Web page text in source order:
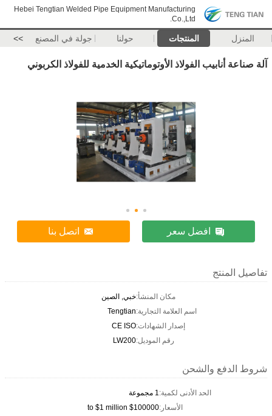
Hebei Tengtian Welded Pipe Equipment Manufacturing
Co.,Ltd.
المنزل المنتجات حولنا جولة في المصنع >>
آلة صناعة أنابيب الفولاذ الأوتوماتيكية الخدمية للفولاذ الكربوني
افضل سعر اتصل بنا
تفاصيل المنتج
مكان المنشأ:خبي, الصين
اسم العلامة التجارية:Tengtian
إصدار الشهادات:CE ISO
رقم الموديل:LW200
شروط الدفع والشحن
الحد الأدنى لكمية:1 مجموعة
الأسعار:$100000 to $1 million